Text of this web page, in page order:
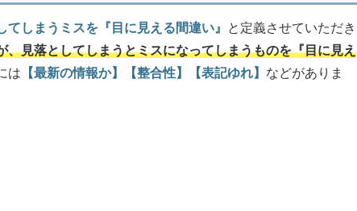
しまうミスを『目に見える間違い』 と定義させていただき
、見落としてしまうとミスになってしまうものを『目に見え
は 【最新の情報か】【整合性】【表記ゆれ】 などがありま